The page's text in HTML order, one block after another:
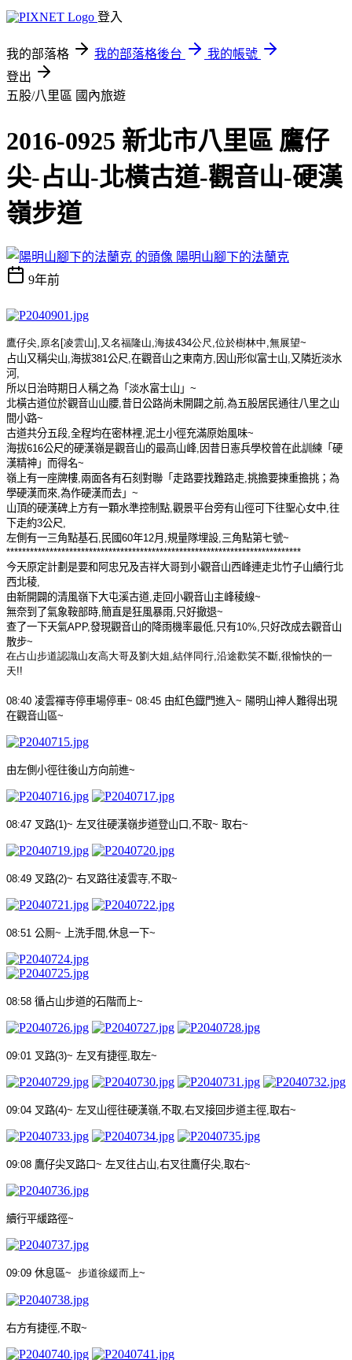
登入
我的部落格 我的部落格後台
我的帳號
登出
五股/八里區 國內旅遊
2016-0925 新北市八里區 鷹仔
尖-占山-北橫古道-觀音山-硬漢
嶺步道
陽明山腳下的法蘭克
9年前
鷹仔尖 原名 [凌雲山], 又名福隆山 海拔434公尺 位於樹林中 無展望~
占山又稱尖山 海拔381 公尺 在觀音山之東南方 因山形似富士山 又隣近淡水
河
所以日治時期日人稱之為「淡水富士山」 ~
北橫古道位於觀音山山腰 昔日公路尚未開闢之前 為五股居民通往八里之山
間小路~
古道共分五段 全程均在密林裡 泥土小徑充滿原始風味~
海拔616公尺的硬漢嶺是觀音山的最高山峰 因昔日憲兵學校曾在此訓練「硬
漢精神」而得名~
嶺上有一座牌樓 兩面各有石刻對聯「走路要找難路走 挑擔要揀重擔挑；為
學硬漢而來 為作硬漢而去」 ~
山頂的硬漢碑上方有一顆水準控制點 觀景平台旁有山徑可下往聖心女中 往
下走約3公尺
左側有一三角點基石 民國60年12月 規量隊埋設 三角點第七號~
***************************************************************************
今天原定計劃是要和阿忠兄及吉祥大哥到小觀音山西峰連走北竹子山續行北
西北稜
由新開闢的清風嶺下大屯溪古道 走回小觀音山主峰稜線~
無奈到了氣象鞍部時 簡直是狂風暴雨 只好撤退~
查了一下天氣APP, 發現觀音山的降雨機率最低 只有10%, 只好改成去觀音山
散步~
在占山步道認識山友高大哥及劉大姐,結伴同行,沿途歡笑不斷,很愉快的一
天!!
08:40 凌雲禪寺停車場停車~ 08:45 由紅色鐡門進入~ 陽明山神人難得出現
在觀音山區~
由左側小徑往後山方向前進~
08:47 叉路(1)~ 左叉往硬漢嶺步道登山口 不取~ 取右~
08:49 叉路(2)~ 右叉路往凌雲寺 不取~
08:51 公厠~ 上洗手間 休息一下~
08:58 循占山步道的石階而上~
09:01 叉路(3)~ 左叉有捷徑 取左~
09:04 叉路(4)~ 左叉山徑往硬漢嶺 不取 右叉接回步道主徑 取右~
09:08 鷹仔尖叉路口~ 左叉往占山 右叉往鷹仔尖 取右~
續行平緩路徑~
09:09 休息區~ 步道徐緩而上~
右方有捷徑 不取~